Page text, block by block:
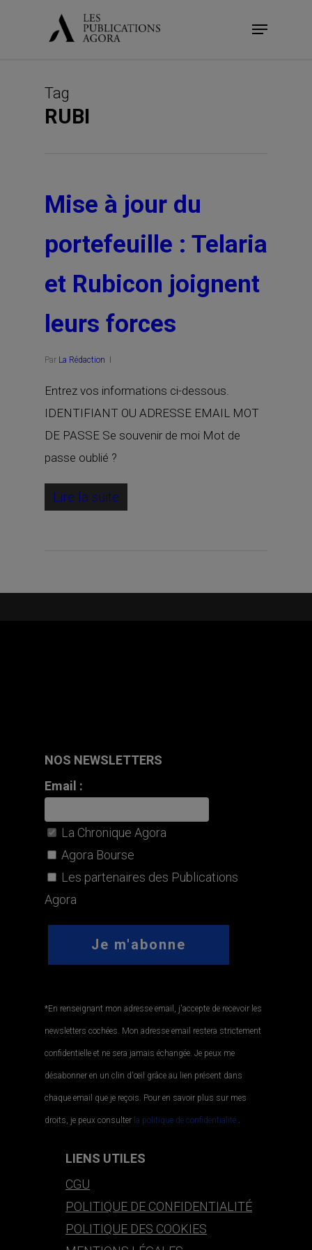
Menu
Tag
RUBI
Mise à jour du
portefeuille : Telaria
et Rubicon joignent
leurs forces
Par La Rédaction
Entrez vos informations ci-dessous.
IDENTIFIANT OU ADRESSE EMAIL MOT
DE PASSE Se souvenir de moi Mot de
passe oublié ?
Lire la suite
NOS NEWSLETTERS
Email :
La Chronique Agora
Agora Bourse
Les partenaires des Publications
Agora
*En renseignant mon adresse email, j'accepte de recevoir les
newsletters cochées. Mon adresse email restera strictement
confidentielle et ne sera jamais échangée. Je peux me
désabonner en un clin d'œil grâce au lien présent dans
chaque email que je reçois. Pour en savoir plus sur mes
droits, je peux consulter la politique de confidentialité..
LIENS UTILES
CGU
POLITIQUE DE CONFIDENTIALITÉ
POLITIQUE DES COOKIES